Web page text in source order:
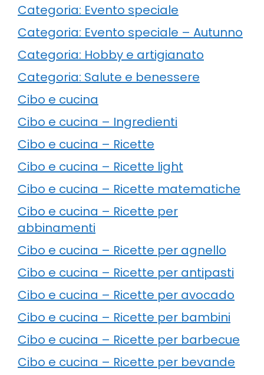
Categoria: Evento speciale
Categoria: Evento speciale – Autunno
Categoria: Hobby e artigianato
Categoria: Salute e benessere
Cibo e cucina
Cibo e cucina – Ingredienti
Cibo e cucina – Ricette
Cibo e cucina – Ricette light
Cibo e cucina – Ricette matematiche
Cibo e cucina – Ricette per
abbinamenti
Cibo e cucina – Ricette per agnello
Cibo e cucina – Ricette per antipasti
Cibo e cucina – Ricette per avocado
Cibo e cucina – Ricette per bambini
Cibo e cucina – Ricette per barbecue
Cibo e cucina – Ricette per bevande